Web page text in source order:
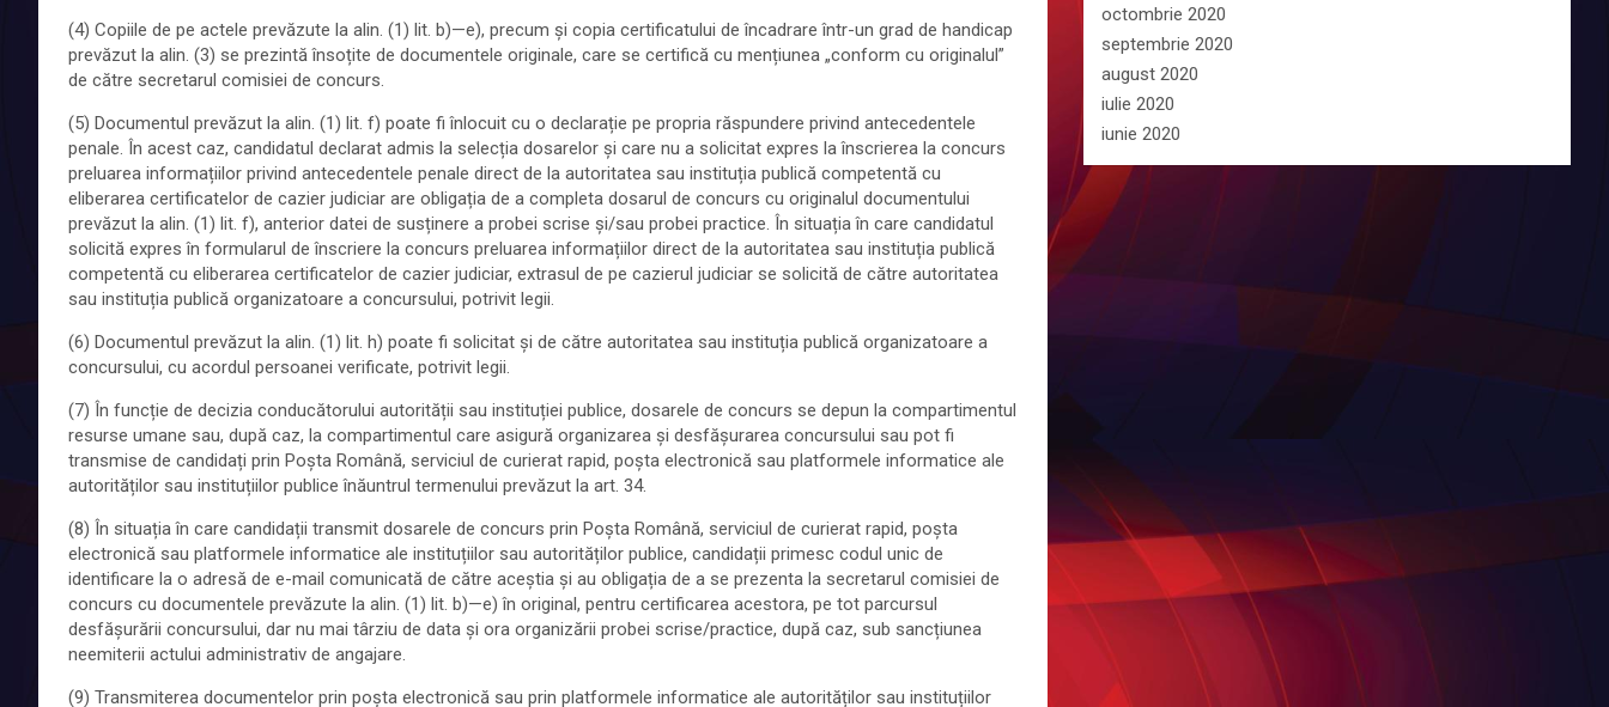
(4) Copiile de pe actele prevăzute la alin. (1) lit. b)—e), precum și copia certificatului de încadrare într-un grad de handicap
prevăzut la alin. (3) se prezintă însoțite de documentele originale, care se certifică cu mențiunea „conform cu originalul”
de către secretarul comisiei de concurs.
(5) Documentul prevăzut la alin. (1) lit. f) poate fi înlocuit cu o declarație pe propria răspundere privind antecedentele
penale. În acest caz, candidatul declarat admis la selecția dosarelor și care nu a solicitat expres la înscrierea la concurs
preluarea informațiilor privind antecedentele penale direct de la autoritatea sau instituția publică competentă cu
eliberarea certificatelor de cazier judiciar are obligația de a completa dosarul de concurs cu originalul documentului
prevăzut la alin. (1) lit. f), anterior datei de susținere a probei scrise și/sau probei practice. În situația în care candidatul
solicită expres în formularul de înscriere la concurs preluarea informațiilor direct de la autoritatea sau instituția publică
competentă cu eliberarea certificatelor de cazier judiciar, extrasul de pe cazierul judiciar se solicită de către autoritatea
sau instituția publică organizatoare a concursului, potrivit legii.
(6) Documentul prevăzut la alin. (1) lit. h) poate fi solicitat și de către autoritatea sau instituția publică organizatoare a
concursului, cu acordul persoanei verificate, potrivit legii.
(7) În funcție de decizia conducătorului autorității sau instituției publice, dosarele de concurs se depun la compartimentul
resurse umane sau, după caz, la compartimentul care asigură organizarea și desfășurarea concursului sau pot fi
transmise de candidați prin Poșta Română, serviciul de curierat rapid, poșta electronică sau platformele informatice ale
autorităților sau instituțiilor publice înăuntrul termenului prevăzut la art. 34.
(8) În situația în care candidații transmit dosarele de concurs prin Poșta Română, serviciul de curierat rapid, poșta
electronică sau platformele informatice ale instituțiilor sau autorităților publice, candidații primesc codul unic de
identificare la o adresă de e-mail comunicată de către aceștia și au obligația de a se prezenta la secretarul comisiei de
concurs cu documentele prevăzute la alin. (1) lit. b)—e) în original, pentru certificarea acestora, pe tot parcursul
desfășurării concursului, dar nu mai târziu de data și ora organizării probei scrise/practice, după caz, sub sancțiunea
neemiterii actului administrativ de angajare.
(9) Transmiterea documentelor prin poșta electronică sau prin platformele informatice ale autorităților sau instituțiilor
octombrie 2020
septembrie 2020
august 2020
iulie 2020
iunie 2020